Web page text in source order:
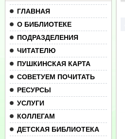
ГЛАВНАЯ
О БИБЛИОТЕКЕ
ПОДРАЗДЕЛЕНИЯ
ЧИТАТЕЛЮ
ПУШКИНСКАЯ КАРТА
СОВЕТУЕМ ПОЧИТАТЬ
РЕСУРСЫ
УСЛУГИ
КОЛЛЕГАМ
ДЕТСКАЯ БИБЛИОТЕКА